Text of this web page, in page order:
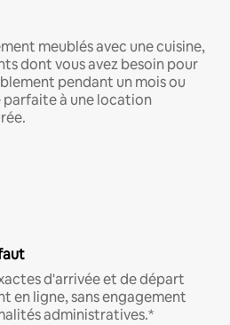
meublés avec une cuisine,
dont vous avez besoin pour
pendant un mois ou
à une location
d'arrivée et de départ
en ligne, sans engagement
administratives.*